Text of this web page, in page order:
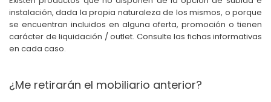
instalación, dada la propia naturaleza de los mismos, o porque
se encuentran incluidos en alguna oferta, promoción o tienen
carácter de liquidación / outlet. Consulte las fichas informativas
en cada caso.
¿Me retirarán el mobiliario anterior?